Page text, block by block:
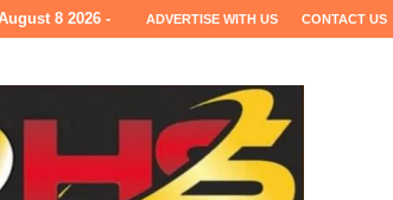
8 2026 - ADVERTISE WITH US CONTACT US